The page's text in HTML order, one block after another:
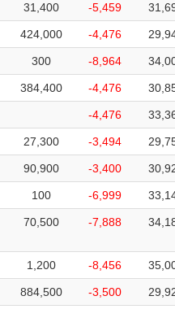
31,400 -5,459
424,000 -4,476
300 -8,964
384,400 -4,476
-4,476
27,300 -3,494
90,900 -3,400
100 -6,999
70,500 -7,888
1,200 -8,456
884,500 -3,500